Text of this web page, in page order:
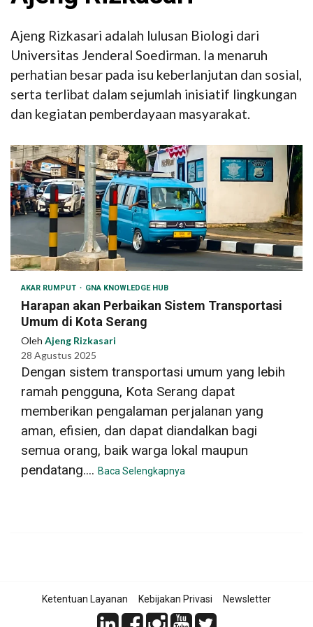
Ajeng Rizkasari adalah lulusan Biologi dari
Universitas Jenderal Soedirman. Ia menaruh
perhatian besar pada isu keberlanjutan dan sosial,
serta terlibat dalam sejumlah inisiatif lingkungan
dan kegiatan pemberdayaan masyarakat.
AKAR RUMPUT GNA KNOWLEDGE HUB
Harapan akan Perbaikan Sistem Transportasi
Umum di Kota Serang
Oleh Ajeng Rizkasari
28 Agustus 2025
Dengan sistem transportasi umum yang lebih
ramah pengguna, Kota Serang dapat
memberikan pengalaman perjalanan yang
aman, efisien, dan dapat diandalkan bagi
semua orang, baik warga lokal maupun
pendatang.... Baca Selengkapnya
Ketentuan Layanan Kebijakan Privasi Newsletter